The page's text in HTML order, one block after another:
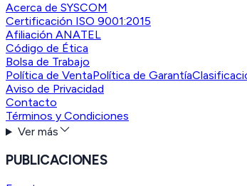
Acerca de SYSCOM
Certificación ISO 9001:2015
Afiliación ANATEL
Código de Ética
Bolsa de Trabajo
Política de VentaPolítica de Garantía
Aviso de Privacidad
Contacto
Términos y Condiciones
Ver más
PUBLICACIONES